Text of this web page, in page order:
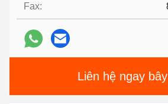
Fax:
Liên hệ ngay